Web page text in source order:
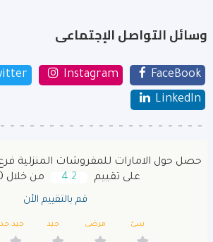
وسائل التواصل الإجتماعى
FaceBook
Instagram
LinkedIn
حصل حول الامارات للمفروشات المنزلية
على تقييم
4.2 من خلال 100 زائر
قم بالتقييم الأن
سئ مرضى جيد جيد